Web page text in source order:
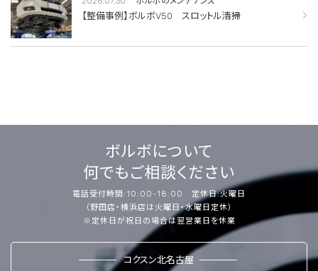
【整備事例】ボルボV50 スロットル清掃
ボルボについて
何でもご相談ください
電話受付時間:10:00-18:00 定休日:火曜日
（野田店・横浜店は火曜日・水曜日定休）
※定休日が祝日の場合は翌営業日を休業
コクスン北名古屋